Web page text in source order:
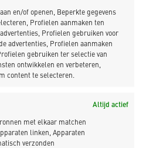
en/of openen, Beperkte gegevens
Profielen aanmaken ten
Profielen gebruiken voor
advertenties, Profielen aanmaken
gebruiken ter selectie van
ontwikkelen en verbeteren,
content te selecteren.
Altijd actief
met elkaar matchen
linken, Apparaten
verzonden